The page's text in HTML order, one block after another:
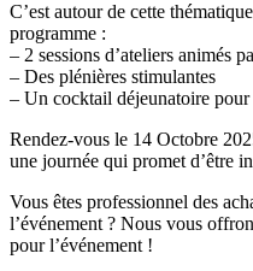
C’est autour de cette
programme :
– 2 sessions d’ateliers animés
– Des plénières stimulantes
– Un cocktail déjeunatoire
Rendez-vous le 14 Octobre
une journée qui promet d’être
Vous êtes professionnel des
l’événement ? Nous vous
pour l’événement !